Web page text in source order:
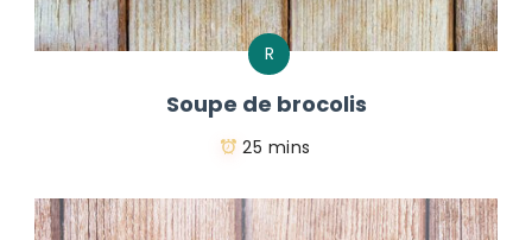
R
Soupe de brocolis
25 mins